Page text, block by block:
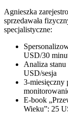
Agnieszka
sprzedawała
specjalistyczne:
USD/30
Analiza
USD/sesja
3-miesięczny
E-book
Wieku”: 25